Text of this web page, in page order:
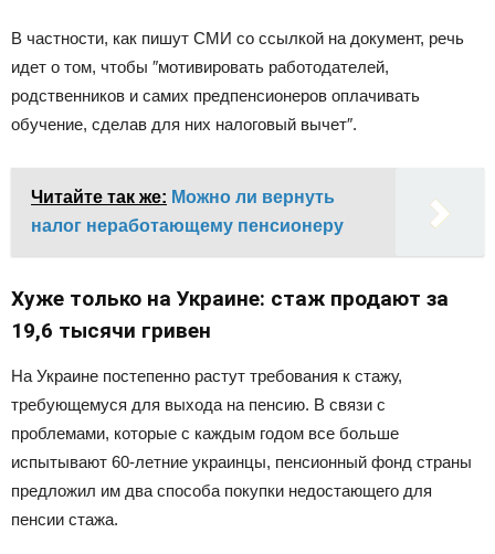
В частности, как пишут СМИ со ссылкой на документ, речь
идет о том, чтобы ″мотивировать работодателей,
родственников и самих предпенсионеров оплачивать
обучение, сделав для них налоговый вычет″.
Читайте так же: Можно ли вернуть
налог неработающему пенсионеру
Хуже только на Украине: стаж продают за
19,6 тысячи гривен
На Украине постепенно растут требования к стажу,
требующемуся для выхода на пенсию. В связи с
проблемами, которые с каждым годом все больше
испытывают 60-летние украинцы, пенсионный фонд страны
предложил им два способа покупки недостающего для
пенсии стажа.